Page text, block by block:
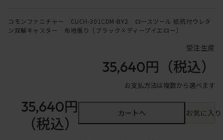
コモンファニチャー CUCH-301CDM-BY2 ロースツール 抵抗付ウレタ
ン双輪キャスター 布地張り［ブラック×ディープイエロー］
受注生産
35,640円 （税込）
お支払方法は複数から選べます
35,640円
（税込）
カートへ お気に入